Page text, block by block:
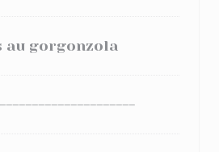
au gorgonzola